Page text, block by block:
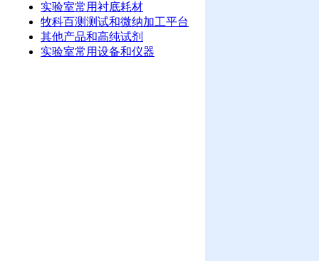
实验室常用衬底耗材
牧科百测测试和微纳加工平台
其他产品和高纯试剂
实验室常用设备和仪器